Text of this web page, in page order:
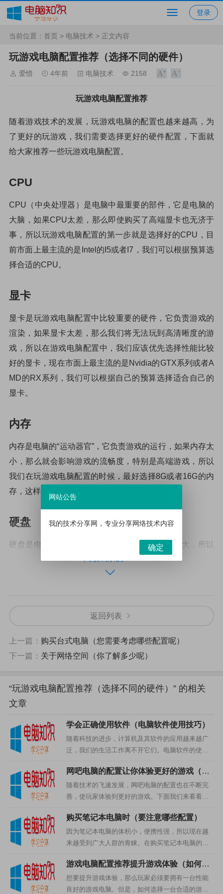
登录
当前位置： 首页 > 电脑技术 > 正文内容
玩游戏电脑配置推荐（选择不同的硬件）
爱惜 4年前 电脑技术 2158
玩游戏电脑配置推荐
随着游戏技术的发展，玩游戏电脑的配置也越来越高，为
了更好的玩游戏，我们需要选择更好的硬件配置，下面就
给大家推荐一些玩游戏电脑配置。
CPU
CPU（中央处理器）是电脑中最重要的部件，它是电脑的
大脑，如果CPU太差，那么即使购买了高端显卡也无济于
事，所以玩游戏电脑配置的第一步就是选择好的CPU，目
前市面上最主流的是Intel的I5或者I7，我们可以根据预算选
择合适的CPU。
显卡
显卡是玩游戏电脑配置中比较重要的硬件，它负责游戏的
渲染，如果显卡太差，那么我们将无法玩到高清晰度的游
戏，所以在游戏电脑配置中，我们应该优先选择性能比较
好的显卡，现在市面上最主流的是Nvidia的GTX系列或者A
MD的RX系列，我们可以根据自己的预算选择适合自己的
显卡。
内存
内存是电脑的“运动器官”，它负责游戏的运行，如果内存太
小，那么就会影响游戏的流畅度，特别是高端游戏，所以
我们在玩游戏电脑配置的时候，最好选择8G或者16G的内
存，这样可以保证游戏的运行更加流畅。
硬盘
硬盘是电脑中保存数据的部件，由于游戏体积较大，所以
我们在玩游戏电脑配置的时候，最好选择较大的硬盘，以
便更好的安装游戏，目前市面上最常见的是1TB或者2TB的
主板是电脑中所有硬件的桥梁，它负责将电脑中的所有硬
件连接起来，如果选择的主板太差，那么就可能会影响电
主流品牌的主板，这样可以保证电脑的性能，建议选择较
新的主板，以便更好的支持游戏。
以上就是玩游戏电脑配置推荐，选择不同的硬件可以使电
脑性能大大提升，玩游戏的体验也会有很大的不同，所以
我们在配置电脑的时候一定要根据自己的需求选择合适的
硬件，以便更好的玩游戏。
玩游戏电脑配置推荐（确保流畅游戏）
打赏
返回列表
上一篇： 购买台式电脑（您需要考虑哪些配置呢）
下一篇： 关于网络空间（你了解多少呢）
“玩游戏电脑配置推荐（选择不同的硬件）” 的相关
文章
学会正确使用软件（电脑软件使用技巧）
随着科技的进步，计算机及其软件的应用越来越广
泛，我们的生活工作离不开它们。电脑软件的使用
率，提高生产力。一、学会正确的使用软件要学会
使用软件，首先要了解软件...
网吧电脑的配置让你体验更好的游戏（网
吧电脑的配置）
随着技术的飞速发展，网吧电脑的配置也在不断完
善，使玩家体验到更好的游戏。下面我们来看看网
脑的核心部件，是整个电脑系统的基础，它决定了
整台电脑的性能配置。现在...
购买笔记本电脑时（要注意哪些配置）
因为笔记本电脑的体积小，便携性强，所以现在越
来越受到广大人群的青睐。在购买笔记本电脑的时
电脑配置的详细介绍。CPUCPU是计算机的核心，
购买笔记本电脑时，要...
游戏电脑配置推荐提升游戏体验（如何选
择一台合适的游戏电脑）
想要提升游戏体验，那么玩家必须要拥有一台性能
良好的游戏电脑。但是，如何选择一台合适的游戏
网站公告
我的技术分享网，专业分享网络技术内容
确定